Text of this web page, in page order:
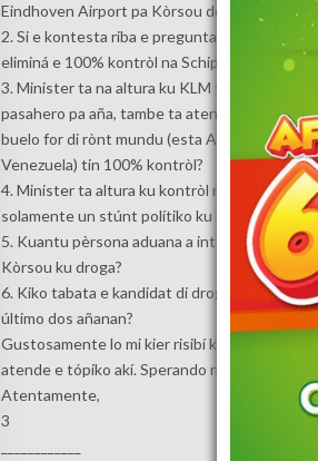
Eindhoven Airport pa Kòrsou debi na e 100%
2. Si e kontesta riba e pregunta anterior ta
eliminá e 100% kontròl na Schiphol?
3. Minister ta na altura ku KLM ta bula 327
pasahero pa aña, tambe ta atende 1.72 ton
buelo for di rònt mundu (esta Aruba, Kòrsou,
Venezuela) tin 100% kontròl?
4. Minister ta altura ku kontròl riba rísiko ta
solamente un stúnt polítiko ku ta
5. Kuantu pèrsona aduana a interseptá e
Kòrsou ku droga?
6. Kiko tabata e kandidat di droga ku
último dos añanan?
Gustosamente lo mi kier risibí kontesta riba e
atende e tópiko akí. Sperando riba un
Atentamente,
3